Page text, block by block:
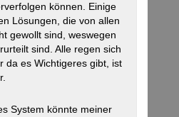
können. Einige
Lösungen, die von allen
gewollt sind, weswegen
sind. Alle regen sich
da es Wichtigeres gibt, ist
System könnte meiner